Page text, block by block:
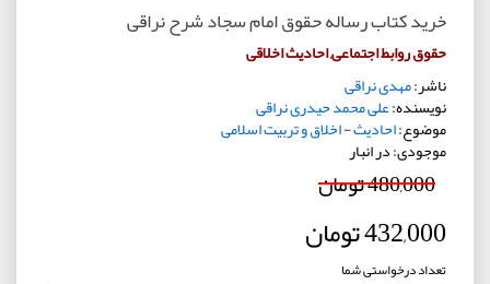
خرید کتاب رساله حقوق امام سجاد شرح نراقی
حقوق روابط اجتماعی, احادیث اخلاقی
ناشر:مهدی نراقی
نویسنده:علی محمد حیدری نراقی
موضوع:احادیث-اخلاق و تربیت اسلامی
موجودی: در انبار
480,000 تومان
432,000 تومان
تعداد درخواستی شما